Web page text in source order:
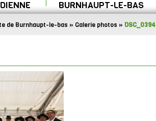
BURNHAUPT-LE-BAS
de Burnhaupt-le-bas » Galerie photos » DSC_0394